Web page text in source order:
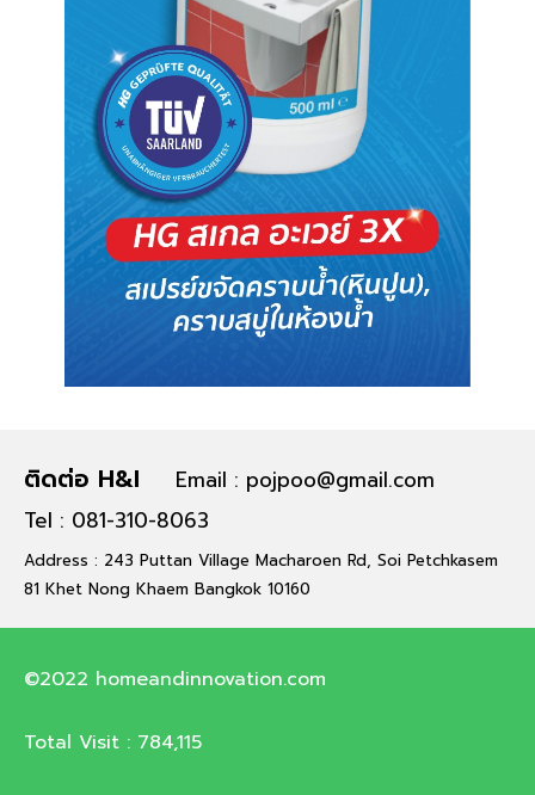
ติดต่อ H&I
Email : pojpoo@gmail.com
Tel : 081-310-8063
Address : 243 Puttan Village Macharoen Rd, Soi Petchkasem
81 Khet Nong Khaem Bangkok 10160
©2022 homeandinnovation.com
Total Visit : 784,115